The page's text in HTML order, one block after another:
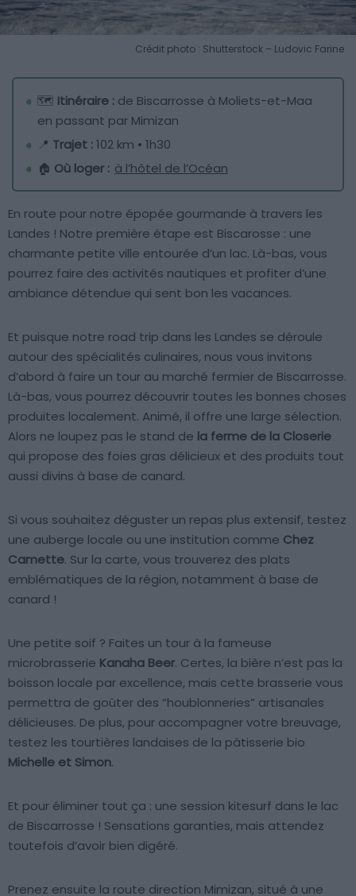
Crédit photo : Shutterstock – Ludovic Farine
🗺️ Itinéraire : de Biscarrosse à Moliets-et-Maa
en passant par Mimizan
📍 Trajet :102 km • 1h30
🏠 Où loger : à l’hôtel de l’Océan
En route pour notre épopée gourmande à travers les
Landes ! Notre première étape est Biscarosse : une
charmante petite ville entourée d’un lac. Là-bas, vous
pourrez faire des activités nautiques et profiter d’une
ambiance détendue qui sent bon les vacances.
Et puisque notre road trip dans les Landes se déroule
autour des spécialités culinaires, nous vous invitons
d’abord à faire un tour au marché fermier de Biscarrosse.
Là-bas, vous pourrez découvrir toutes les bonnes choses
produites localement. Animé, il offre une large sélection.
Alors ne loupez pas le stand de la ferme de la Closerie
qui propose des foies gras délicieux et des produits tout
aussi divins à base de canard.
Si vous souhaitez déguster un repas plus extensif, testez
une auberge locale ou une institution comme Chez
Camette. Sur la carte, vous trouverez des plats
emblématiques de la région, notamment à base de
canard !
Une petite soif ? Faites un tour à la fameuse
microbrasserie Kanaha Beer. Certes, la bière n’est pas la
boisson locale par excellence, mais cette brasserie vous
permettra de goûter des “houblonneries” artisanales
délicieuses. De plus, pour accompagner votre breuvage,
testez les tourtières landaises de la pâtisserie bio
Michelle et Simon.
Et pour éliminer tout ça : une session kitesurf dans le lac
de Biscarrosse ! Sensations garanties, mais attendez
toutefois d’avoir bien digéré.
Prenez ensuite la route direction Mimizan, situé à une